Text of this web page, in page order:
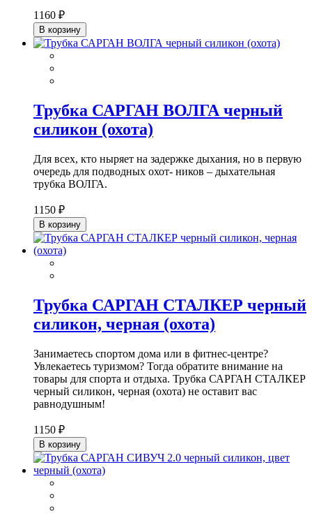
1160 ₽
В корзину
Трубка САРГАН ВОЛГА черный
силикон (охота)
Для всех, кто ныряет на задержке дыхания, но в первую
очередь для подводных охот- ников – дыхательная
трубка ВОЛГА.
1150 ₽
В корзину
Трубка САРГАН СТАЛКЕР черный
силикон, черная (охота)
Занимаетесь спортом дома или в фитнес-центре?
Увлекаетесь туризмом? Тогда обратите внимание на
товары для спорта и отдыха. Трубка САРГАН СТАЛКЕР
черный силикон, черная (охота) не оставит вас
равнодушным!
1150 ₽
В корзину